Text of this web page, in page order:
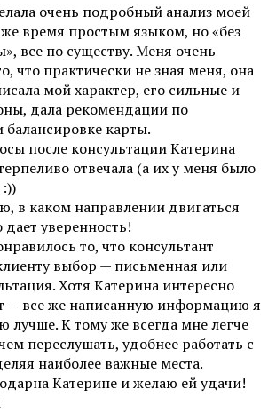
очень подробный анализ моей
время простым языком, но «без
все по существу. Меня очень
что практически не зная меня, она
мой характер, его сильные и
дала рекомендации по
карты.
после консультации Катерина
отвечала (а их у меня было
в каком направлении двигаться
уверенность!
то, что консультант
выбор — письменная или
Хотя Катерина интересно
— все же написанную информацию я
лучше. К тому же всегда мне легче
переслушать, удобнее работать с
наиболее важные места.
Катерине и желаю ей удачи!